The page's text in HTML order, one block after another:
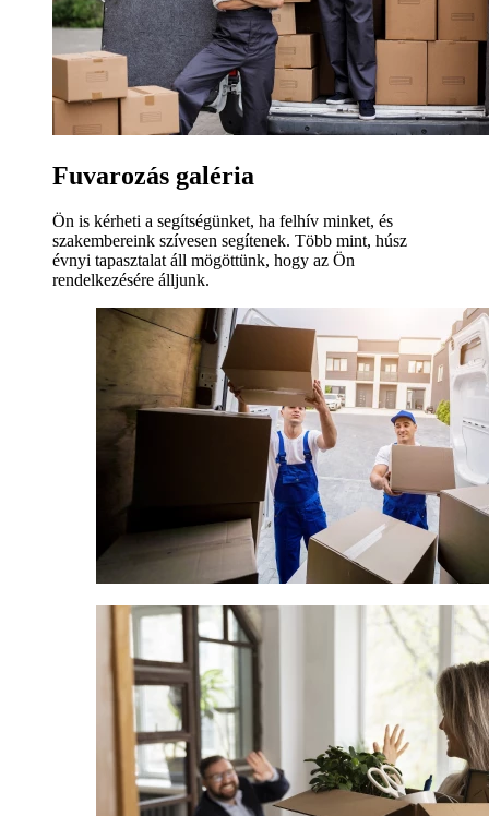
Fuvarozás galéria
Ön is kérheti a segítségünket, ha felhív minket, és
szakembereink szívesen segítenek. Több mint, húsz
évnyi tapasztalat áll mögöttünk, hogy az Ön
rendelkezésére álljunk.